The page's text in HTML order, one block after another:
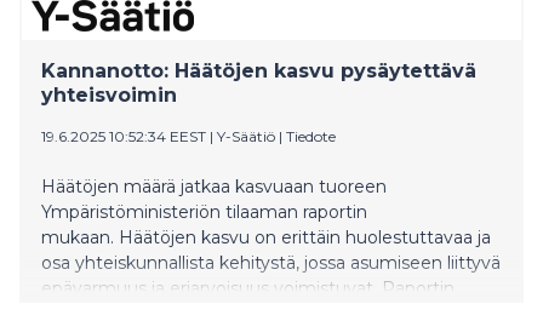
Kannanotto: Häätöjen kasvu pysäytettävä
yhteisvoimin
19.6.2025 10:52:34 EEST | Y-Säätiö | Tiedote
Häätöjen määrä jatkaa kasvuaan tuoreen
Ympäristöministeriön tilaaman raportin
mukaan. Häätöjen kasvu on erittäin huolestuttavaa ja
osa yhteiskunnallista kehitystä, jossa asumiseen liittyvä
epävarmuus ja eriarvoisuus voimistuvat. Raportin